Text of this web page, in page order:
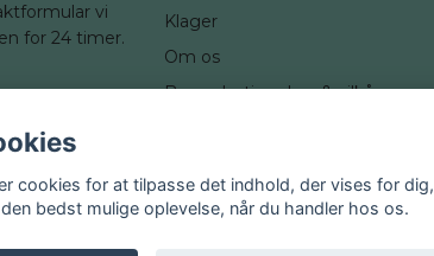
vi
for 24 timer.
Klager
Om os
Brugerbetingelser & vilkår
cookies for at tilpasse det indhold, der vises for dig,
bedst mulige oplevelse, når du handler hos os.